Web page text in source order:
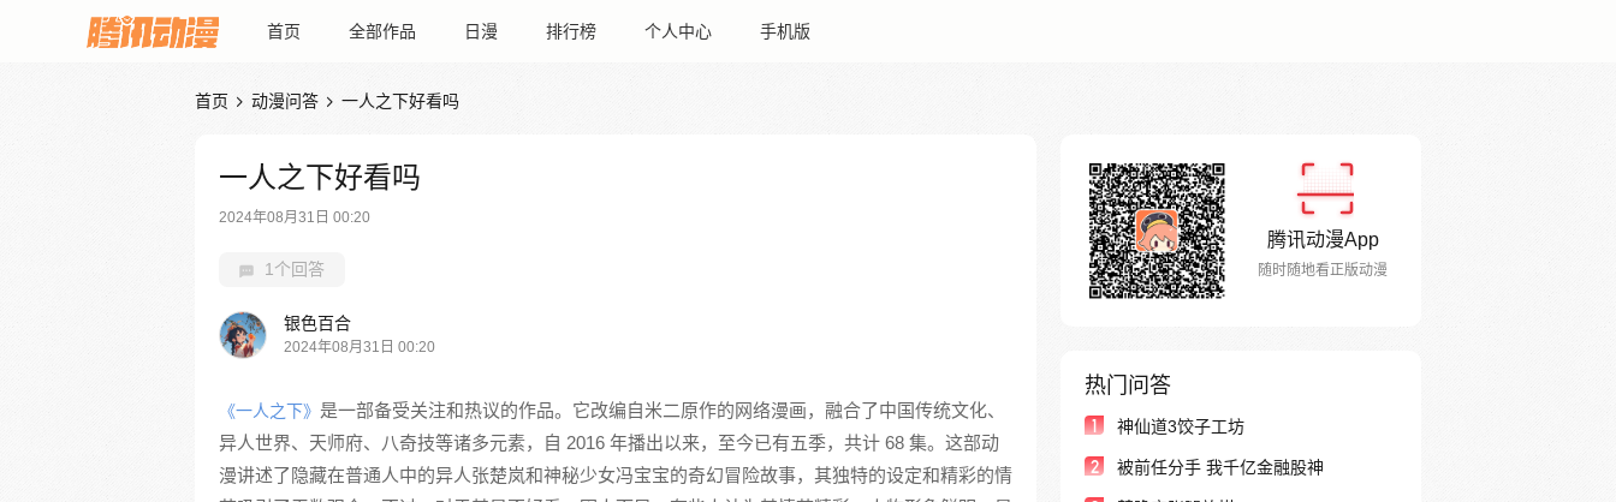
首页 全部作品 日漫 排行榜 个人中心 手机版
首页  动漫问答  一人之下好看吗
一人之下好看吗
2024年08月31日 00:20
1个回答
银色百合
2024年08月31日 00:20
《一人之下》 是一部备受关注和热议的作品。它改编自米二原作的网络漫画，融合了中国传统文化、
异人世界、天师府、八奇技等诸多元素，自 2016 年播出以来，至今已有五季，共计 68 集。这部动
漫讲述了隐藏在普通人中的异人张楚岚和神秘少女冯宝宝的奇幻冒险故事，其独特的设定和精彩的情
腾讯动漫App
随时随地看正版动漫
热门问答
1 神仙道3饺子工坊
2 被前任分手 我千亿金融股神